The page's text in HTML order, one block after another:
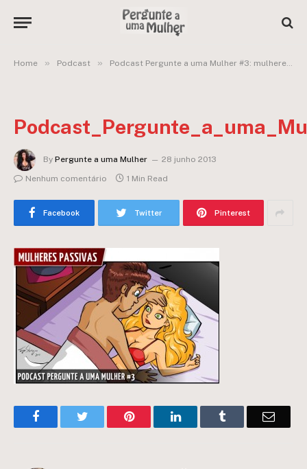
Home » Podcast » Podcast Pergunte a uma Mulher #3: mulheres passivas
By Pergunte a uma Mulher
28 junho 2013
Nenhum comentário
1 Min Read
Facebook Twitter Pinterest
FacebookTwitter Pinterest LinkedInTumblr Email